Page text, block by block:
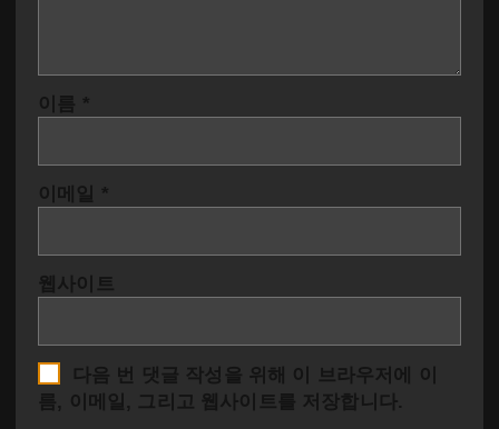
이름 *
이메일 *
웹사이트
다음 번 댓글 작성을 위해 이 브라우저에 이
름, 이메일, 그리고 웹사이트를 저장합니다.